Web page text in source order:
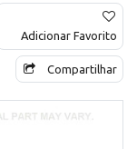
Adicionar Favorito
Compartilhar